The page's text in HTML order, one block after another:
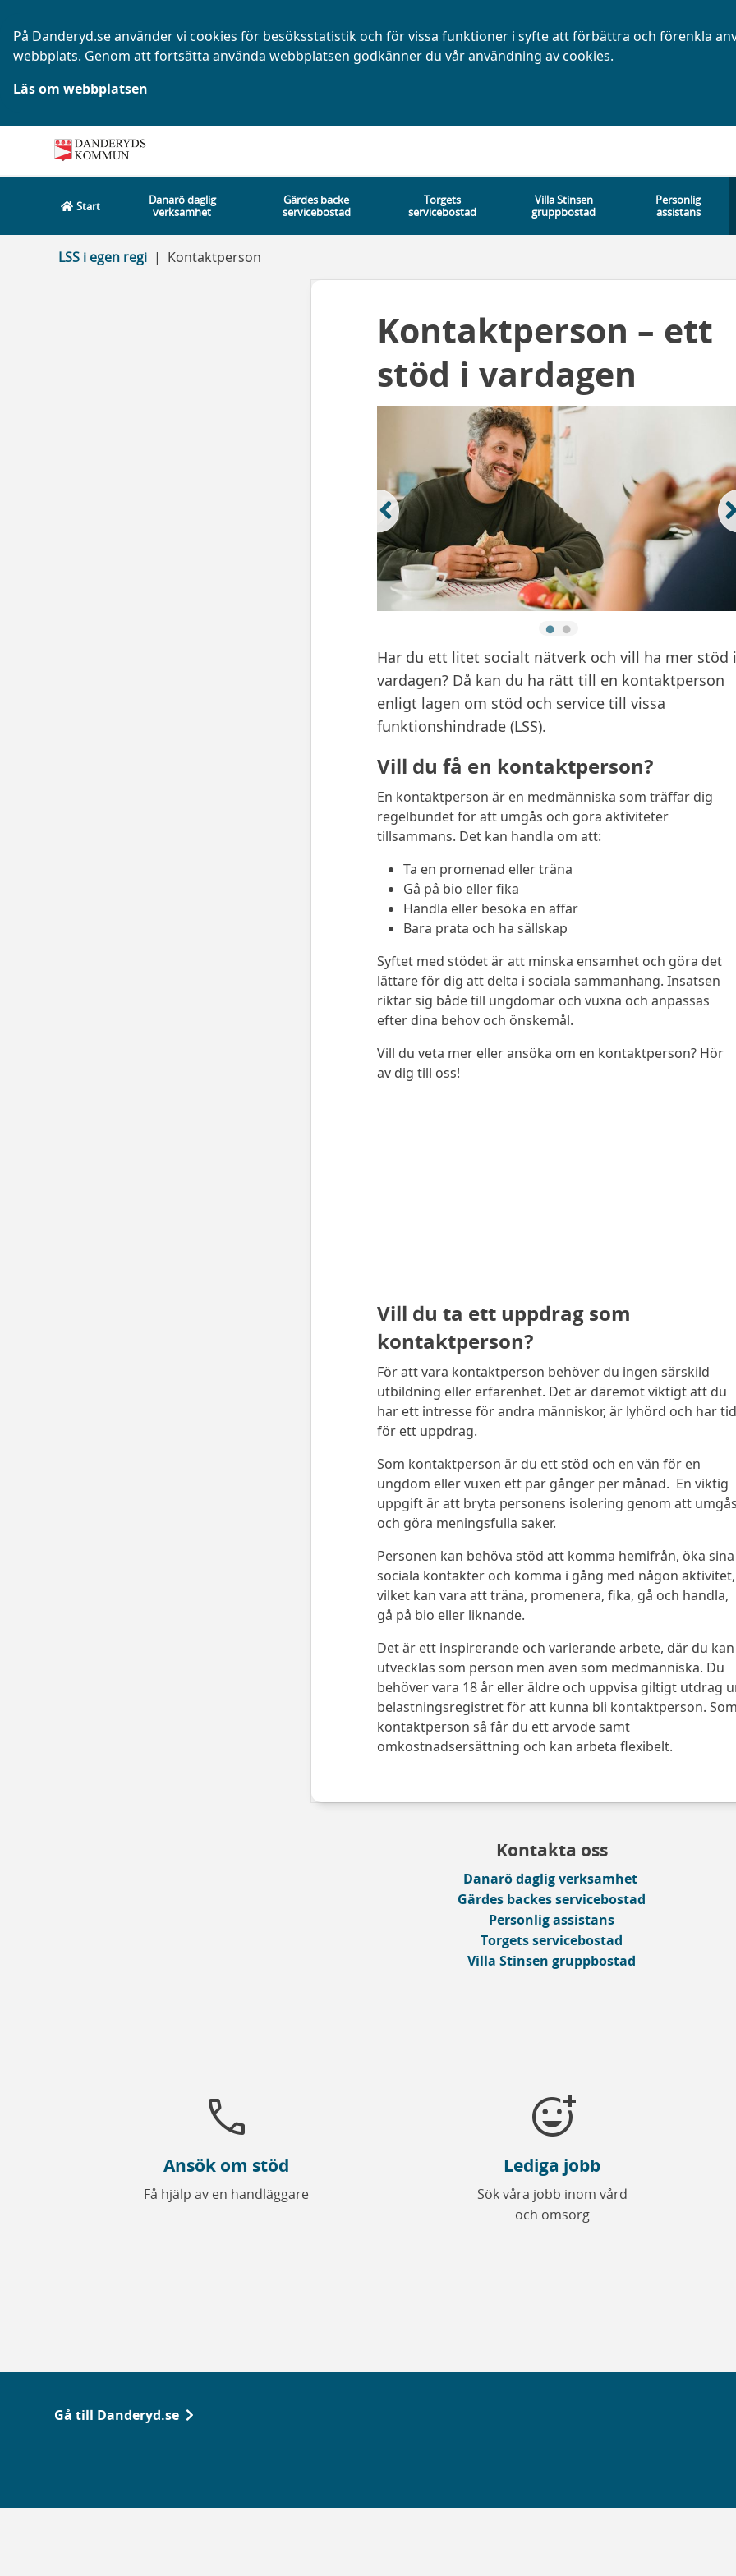
På Danderyd.se använder vi cookies för besöksstatistik och för vissa funktioner i syfte att förbättra och förenkla
webbplats. Genom att fortsätta använda webbplatsen godkänner du vår användning av cookies.
Läs om webbplatsen
Start
Danarö daglig
verksamhet
Gärdes backe
servicebostad
Torgets
servicebostad
Villa Stinsen
gruppbostad
Personlig
assistans
LSS i egen regi Kontaktperson
Kontaktperson – ett
stöd i vardagen
Har du ett litet socialt nätverk och vill ha mer stöd i
vardagen? Då kan du ha rätt till en kontaktperson
enligt lagen om stöd och service till vissa
funktionshindrade (LSS).
Vill du få en kontaktperson?
En kontaktperson är en medmänniska som träffar dig
regelbundet för att umgås och göra aktiviteter
tillsammans. Det kan handla om att:
Ta en promenad eller träna
Gå på bio eller fika
Handla eller besöka en affär
Bara prata och ha sällskap
Syftet med stödet är att minska ensamhet och göra det
lättare för dig att delta i sociala sammanhang. Insatsen
riktar sig både till ungdomar och vuxna och anpassas
efter dina behov och önskemål.
Vill du veta mer eller ansöka om en kontaktperson? Hör
av dig till oss!
Vill du ta ett uppdrag som
kontaktperson?
För att vara kontaktperson behöver du ingen särskild
utbildning eller erfarenhet. Det är däremot viktigt att du
har ett intresse för andra människor, är lyhörd och har tid
för ett uppdrag.
Som kontaktperson är du ett stöd och en vän för en
ungdom eller vuxen ett par gånger per månad. En viktig
uppgift är att bryta personens isolering genom att
och göra meningsfulla saker.
Personen kan behöva stöd att komma hemifrån, öka sina
sociala kontakter och komma i gång med någon aktivitet,
vilket kan vara att träna, promenera, fika, gå och handla,
gå på bio eller liknande.
Det är ett inspirerande och varierande arbete, där du kan
utvecklas som person men även som medmänniska. Du
behöver vara 18 år eller äldre och uppvisa giltigt utdrag
belastningsregistret för att kunna bli kontaktperson.
kontaktperson så får du ett arvode samt
omkostnadsersättning och kan arbeta flexibelt.
Kontakta oss
Danarö daglig verksamhet
Gärdes backes servicebostad
Personlig assistans
Torgets servicebostad
Villa Stinsen gruppbostad
call
Ansök om stöd
Få hjälp av en handläggare
add_reaction
Lediga jobb
Sök våra jobb inom vård
och omsorg
Gå till Danderyd.se